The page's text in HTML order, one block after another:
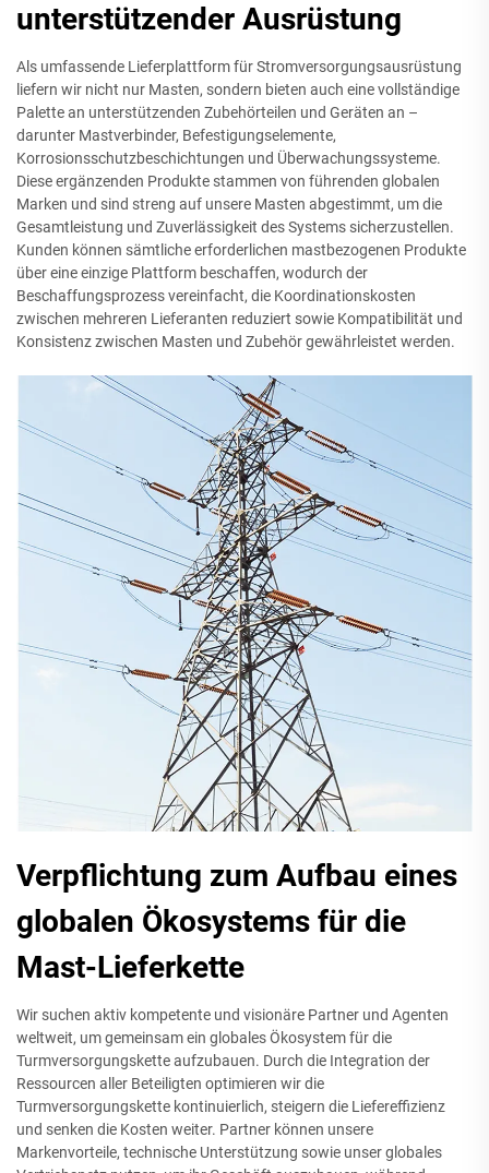
unterstützender Ausrüstung
Als umfassende Lieferplattform für Stromversorgungsausrüstung
liefern wir nicht nur Masten, sondern bieten auch eine vollständige
Palette an unterstützenden Zubehörteilen und Geräten an –
darunter Mastverbinder, Befestigungselemente,
Korrosionsschutzbeschichtungen und Überwachungssysteme.
Diese ergänzenden Produkte stammen von führenden globalen
Marken und sind streng auf unsere Masten abgestimmt, um die
Gesamtleistung und Zuverlässigkeit des Systems sicherzustellen.
Kunden können sämtliche erforderlichen mastbezogenen Produkte
über eine einzige Plattform beschaffen, wodurch der
Beschaffungsprozess vereinfacht, die Koordinationskosten
zwischen mehreren Lieferanten reduziert sowie Kompatibilität und
Konsistenz zwischen Masten und Zubehör gewährleistet werden.
Verpflichtung zum Aufbau eines
globalen Ökosystems für die
Mast-Lieferkette
Wir suchen aktiv kompetente und visionäre Partner und Agenten
weltweit, um gemeinsam ein globales Ökosystem für die
Turmversorgungskette aufzubauen. Durch die Integration der
Ressourcen aller Beteiligten optimieren wir die
Turmversorgungskette kontinuierlich, steigern die Liefereffizienz
und senken die Kosten weiter. Partner können unsere
Markenvorteile, technische Unterstützung sowie unser globales